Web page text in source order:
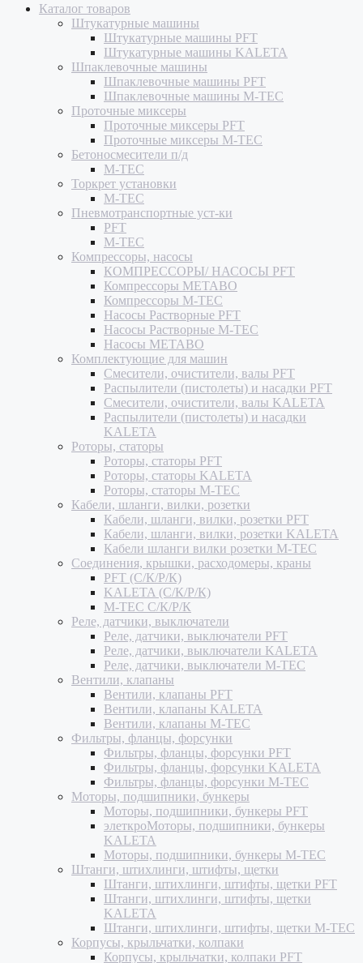
Каталог товаров
Штукатурные машины
Штукатурные машины PFT
Штукатурные машины KALETA
Шпаклевочные машины
Шпаклевочные машины PFT
Шпаклевочные машины M-TEC
Проточные миксеры
Проточные миксеры PFT
Проточные миксеры M-TEC
Бетоносмесители п/д
M-TEC
Торкрет установки
M-TEC
Пневмотранспортные уст-ки
PFT
M-TEC
Компрессоры, насосы
КОМПРЕССОРЫ/ НАСОСЫ PFT
Компрессоры METABO
Компрессоры M-TEC
Насосы Растворные PFT
Насосы Растворные M-TEC
Насосы METABO
Комплектующие для машин
Смесители, очистители, валы PFT
Распылители (пистолеты) и насадки PFT
Смесители, очистители, валы KALETA
Распылители (пистолеты) и насадки
KALETA
Роторы, статоры
Роторы, статоры PFT
Роторы, статоры KALETA
Роторы, статоры M-TEC
Кабели, шланги, вилки, розетки
Кабели, шланги, вилки, розетки PFT
Кабели, шланги, вилки, розетки KALETA
Кабели шланги вилки розетки M-TEC
Соединения, крышки, расходомеры, краны
PFT (С/К/Р/К)
KALETA (С/К/Р/К)
M-TEC С/К/Р/К
Реле, датчики, выключатели
Реле, датчики, выключатели PFT
Реле, датчики, выключатели KALETA
Реле, датчики, выключатели M-TEC
Вентили, клапаны
Вентили, клапаны PFT
Вентили, клапаны KALETA
Вентили, клапаны M-TEC
Фильтры, фланцы, форсунки
Фильтры, фланцы, форсунки PFT
Фильтры, фланцы, форсунки KALETA
Фильтры, фланцы, форсунки M-TEC
Моторы, подшипники, бункеры
Моторы, подшипники, бункеры PFT
элеткроМоторы, подшипники, бункеры
KALETA
Моторы, подшипники, бункеры M-TEC
Штанги, штихлинги, штифты, щетки
Штанги, штихлинги, штифты, щетки PFT
Штанги, штихлинги, штифты, щетки
KALETA
Штанги, штихлинги, штифты, щетки M-TEC
Корпусы, крыльчатки, колпаки
Корпусы, крыльчатки, колпаки PFT